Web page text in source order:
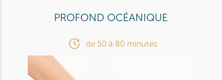
PROFOND OCÉANIQUE
de 50 à 80 minutes